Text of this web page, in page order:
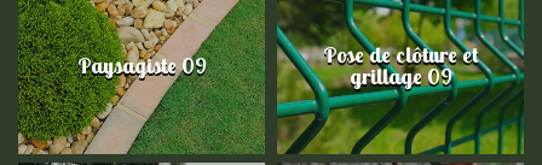
Paysagiste 09 Pose de clôture et
grillage 09